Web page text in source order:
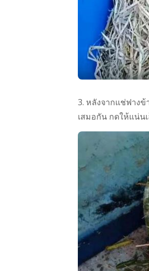
3. หลังจากแช่ฟาง
เสมอกัน กดให้แน่น